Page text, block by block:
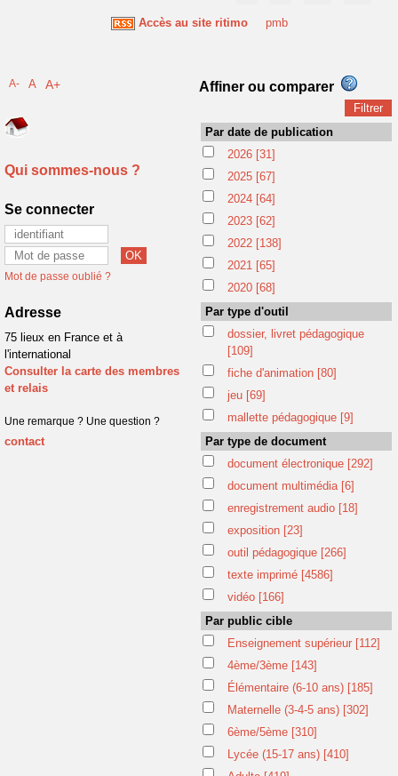
Accès au site ritimo pmb
A- A A+
Qui sommes-nous ?
Se connecter
Mot de passe oublié ?
Adresse
75 lieux en France et à
l'international
Consulter la carte des membres
et relais
Une remarque ? Une question ?
contact
Affiner ou comparer
Par date de publication
2026 [31]
2025 [67]
2024 [64]
2023 [62]
2022 [138]
2021 [65]
2020 [68]
Par type d'outil
dossier, livret pédagogique
[109]
fiche d'animation [80]
jeu [69]
mallette pédagogique [9]
Par type de document
document électronique [292]
document multimédia [6]
enregistrement audio [18]
exposition [23]
outil pédagogique [266]
texte imprimé [4586]
vidéo [166]
Par public cible
Enseignement supérieur [112]
4ème/3ème [143]
Élémentaire (6-10 ans) [185]
Maternelle (3-4-5 ans) [302]
6ème/5ème [310]
Lycée (15-17 ans) [410]